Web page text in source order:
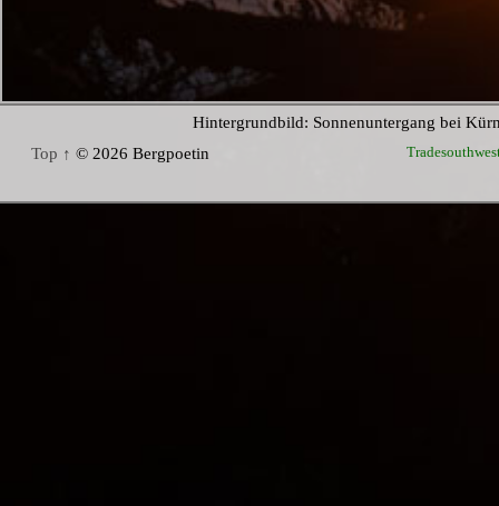
Hintergrundbild: Sonnenuntergang bei
Top ↑ © 2026 Bergpoetin